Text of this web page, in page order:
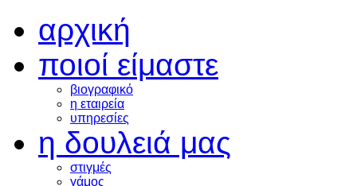
αρχική
ποιοί είμαστε
βιογραφικό
η εταιρεία
υπηρεσίες
η δουλειά μας
στιγμές
γάμος